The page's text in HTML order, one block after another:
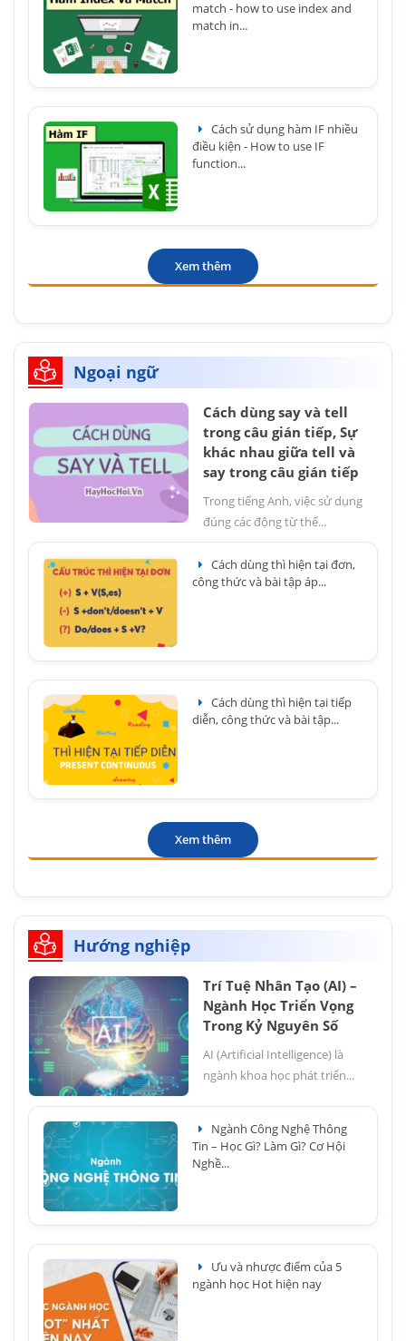
match - how to use index and
match in...
Cách sử dụng hàm IF nhiều
điều kiện - How to use IF
function...
Xem thêm
Ngoại ngữ
Cách dùng say và tell
trong câu gián tiếp, Sự
khác nhau giữa tell và
say trong câu gián tiếp
Trong tiếng Anh, việc sử dụng
đúng các động từ thể...
Cách dùng thì hiện tại đơn,
công thức và bài tập áp...
Cách dùng thì hiện tại tiếp
diễn, công thức và bài tập...
Xem thêm
Hướng nghiệp
Trí Tuệ Nhân Tạo (AI) –
Ngành Học Triển Vọng
Trong Kỷ Nguyên Số
AI (Artificial Intelligence) là
ngành khoa học phát triển...
Ngành Công Nghệ Thông
Tin – Học Gì? Làm Gì? Cơ Hội
Nghề...
Ưu và nhược điểm của 5
ngành học Hot hiện nay